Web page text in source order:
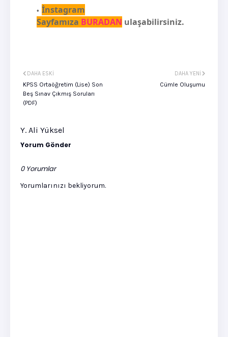
İnstagram
Sayfamıza BURADAN ulaşabilirsiniz.
DAHA YENI
Cümle Oluşumu
DAHA ESKI
KPSS Ortaöğretim (Lise) Son
Beş Sınav Çıkmış Soruları
(PDF)
Y. Ali Yüksel
Yorum Gönder
0 Yorumlar
Yorumlarınızı bekliyorum.